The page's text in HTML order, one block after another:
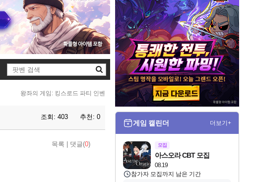
이
트
맵
검
왕좌의 게임: 킹스로드 파티 인벤
조회: 403 추천: 0
목록 댓글(0)
게임 캘린더 더보기+
모집
08.19
아스오라 CBT 모집
참가자 모집까지 남은 기간